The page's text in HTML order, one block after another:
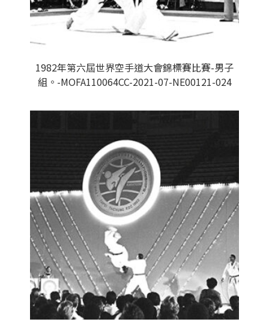
1982年第六屆世界空手道大會錦標賽比賽-男子
組。-MOFA110064CC-2021-07-NE00121-024